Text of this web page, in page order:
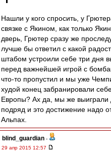
Нашли у кого спросить, у
связке с Якином, как только
дверь, Грютер сразу же
лучше бы ответил с какой
штабом устроили себе три дня
перед важнейшей игрой с
что-то пропустил и мы уже
худой конец забранировали
Европы? Ах да, мы же выиграли
подряд и это достижение надо
Альпах.
blind_guardian -
29 апр 2015 12:57